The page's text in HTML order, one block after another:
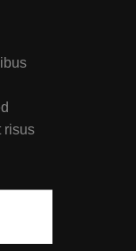
risus